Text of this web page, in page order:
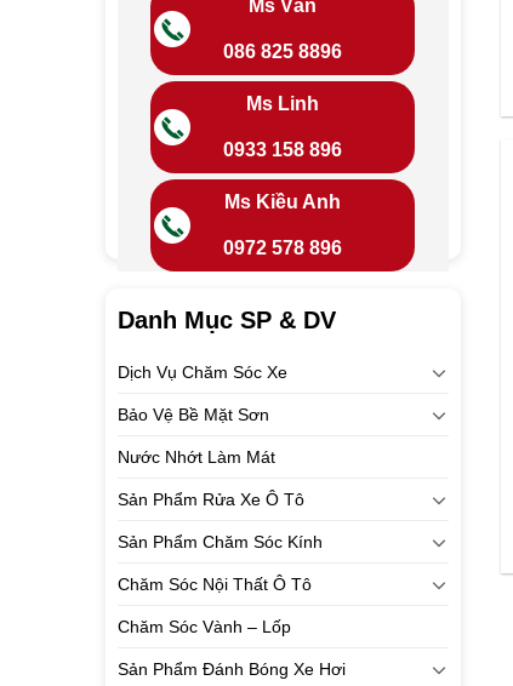
Ms Vân
086 825 8896
Ms Linh
0933 158 896
Ms Kiều Anh
0972 578 896
Danh Mục SP & DV
Dịch Vụ Chăm Sóc Xe
Bảo Vệ Bề Mặt Sơn
Nước Nhớt Làm Mát
Sản Phẩm Rửa Xe Ô Tô
Sản Phẩm Chăm Sóc Kính
Chăm Sóc Nội Thất Ô Tô
Chăm Sóc Vành – Lốp
Sản Phẩm Đánh Bóng Xe Hơi